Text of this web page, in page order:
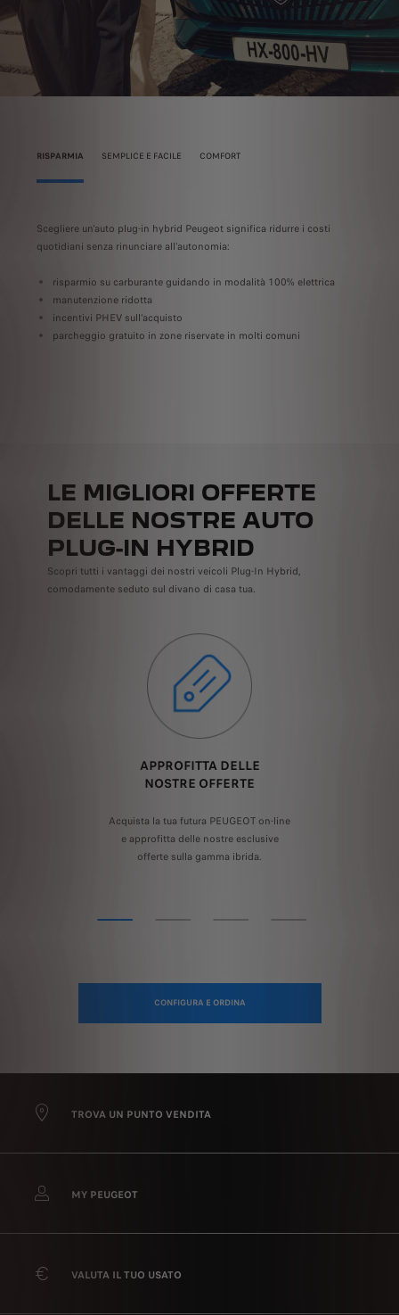
Scegliere un'auto plug-in hybrid Peugeot significa ridurre i costi
quotidiani senza rinunciare all'autonomia:
risparmio su carburante guidando in modalità 100% elettrica
manutenzione ridotta
incentivi PHEV sull'acquisto
parcheggio gratuito in zone riservate in molti comuni
RISPARMIA SEMPLICE E FACILE COMFORT
LE MIGLIORI OFFERTE
DELLE NOSTRE AUTO
PLUG-IN HYBRID
Scopri tutti i vantaggi dei nostri veicoli Plug-In Hybrid,
comodamente seduto sul divano di casa tua.
APPROFITTA DELLE
NOSTRE OFFERTE
Acquista la tua futura PEUGEOT on-line
e approfitta delle nostre esclusive
offerte sulla gamma ibrida.
CONFIGURA E ORDINA
TROVA UN PUNTO VENDITA
MY PEUGEOT
VALUTA IL TUO USATO